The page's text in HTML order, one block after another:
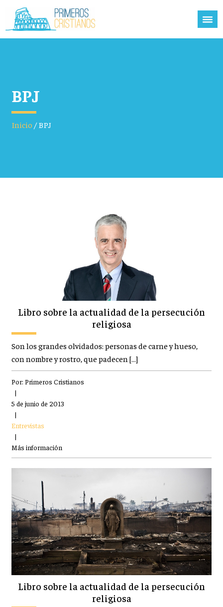
BPJ
Inicio/BPJ
Libro sobre la actualidad de la persecución
religiosa
Son los grandes olvidados: personas de carne y hueso,
con nombre y rostro, que padecen […]
Por: Primeros Cristianos
|
5 de junio de 2013
|
Entrevistas
|
Más información
Libro sobre la actualidad de la persecución
religiosa